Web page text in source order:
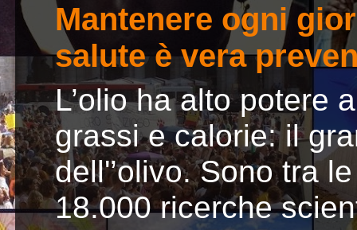
Mantenere ogni
salute è vera
L’olio ha alto potere
grassi e calorie: il
dell'’olivo. Sono tra
18.000 ricerche